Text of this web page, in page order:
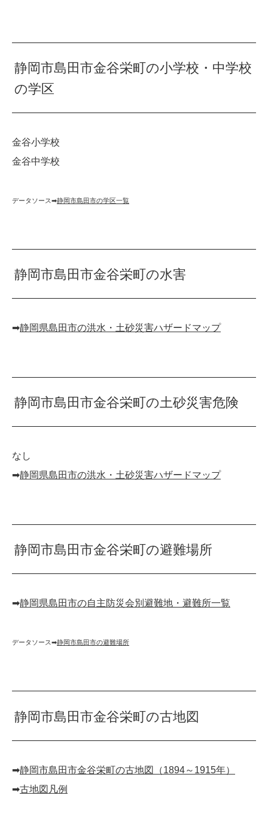
静岡市島田市金谷栄町の小学校・中学校
の学区
金谷小学校
金谷中学校
データソース➡︎静岡市島田市の学区一覧
静岡市島田市金谷栄町の水害
➡︎静岡県島田市の洪水・土砂災害ハザードマップ
静岡市島田市金谷栄町の土砂災害危険
なし
➡︎静岡県島田市の洪水・土砂災害ハザードマップ
静岡市島田市金谷栄町の避難場所
➡︎静岡県島田市の自主防災会別避難地・避難所一覧
データソース➡︎静岡市島田市の避難場所
静岡市島田市金谷栄町の古地図
➡︎静岡市島田市金谷栄町の古地図（1894～1915年）
➡︎古地図凡例